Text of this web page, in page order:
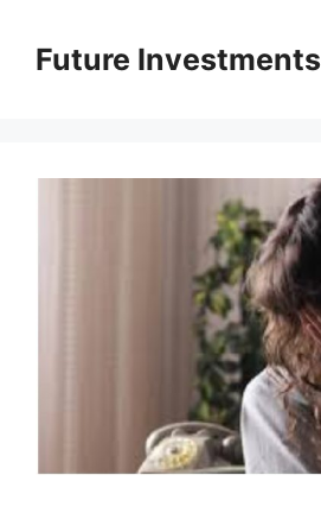
вмістуFuture Investments